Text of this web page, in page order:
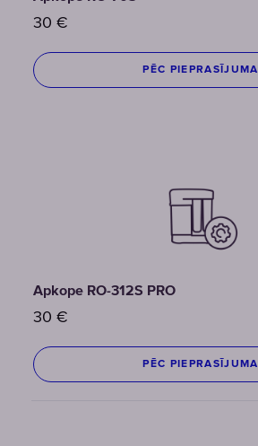
30 €
PĒC PIEPRASĪJUMA
Apkope RO-312S PRO
30 €
PĒC PIEPRASĪJUMA